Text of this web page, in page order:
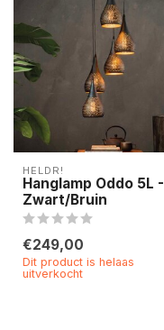
HELDR!
Hanglamp Oddo 5L -
Zwart/Bruin
€249,00
Dit product is helaas
uitverkocht